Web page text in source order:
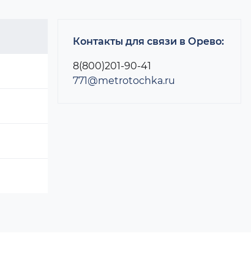
Контакты для связи в Орево:
8(800)201-90-41
771@metrotochka.ru